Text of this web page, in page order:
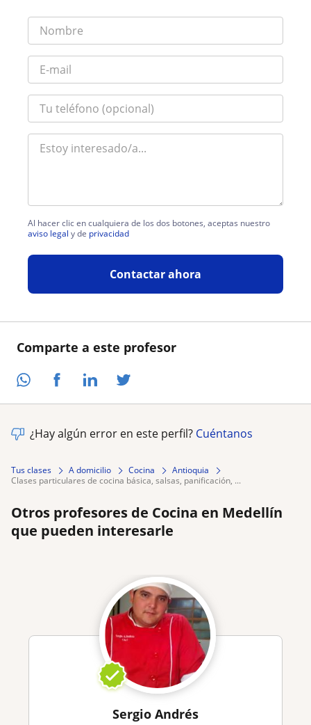
Comparte a este profesor
Al hacer clic en cualquiera de los dos botones, aceptas nuestro
aviso legal y de privacidad
Contactar ahora
¿Hay algún error en este perfil? Cuéntanos
Tus clases A domicilio Cocina
Antioquia
clases particulares de cocina básica, salsas, panificación, ...
Otros profesores de Cocina en Medellín
que pueden interesarle
Sergio Andrés